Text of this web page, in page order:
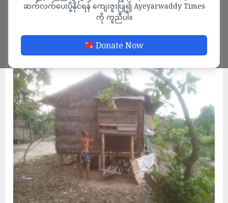
ဆက်လက်ပေးပို့နိုင်ရန် ကျေးဇူးပြု၍ Ayeyarwaddy Times
ကို ကူညီပါ။
Donate Now
ဓနုဖြူမှာ မြစ်ကမ်းပါး ပြိုကျလို့ နေအိမ် ၆ လုံး
အရေးပေါ် ရွှေ့ပြောင်းရ
ADMIN